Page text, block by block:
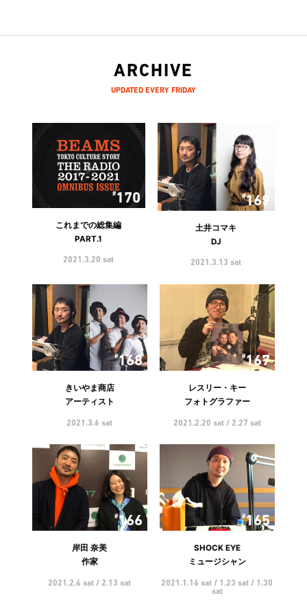
ARCHIVE
UPDATED EVERY FRIDAY
170
これまでの総集編
PART.1
2021.3.20 sat
169
土井コマキ
DJ
2021.3.13 sat
168
きいやま商店
アーティスト
2021.3.6 sat
167
レスリー・キー
フォトグラファー
2021.2.20 sat / 2.27 sat
166
岸田 奈美
作家
2021.2.6 sat / 2.13 sat
165
SHOCK EYE
ミュージシャン
2021.1.16 sat / 1.23 sat / 1.30
sat